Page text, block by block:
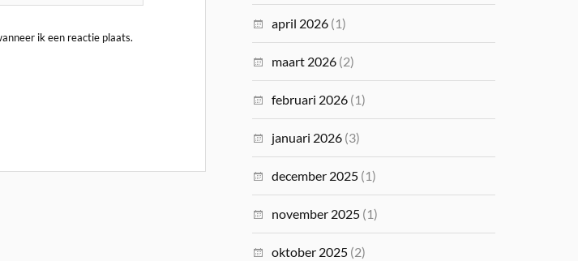
ik een reactie plaats.
april 2026 (1)
maart 2026 (2)
februari 2026 (1)
januari 2026 (3)
december 2025 (1)
november 2025 (1)
oktober 2025 (2)